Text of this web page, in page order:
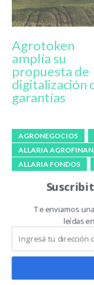
Agrotoken
amplía su
propuesta de
digitalización
garantías
AGRONEGOCIOS
ALLARIA
ALLARIA FONDOS
EXPOAGRO 2023
GARCÍA MANSILLA Y
Artículo anterior
Agroterrum, la
alternativa en el
Te enviamos
leídas